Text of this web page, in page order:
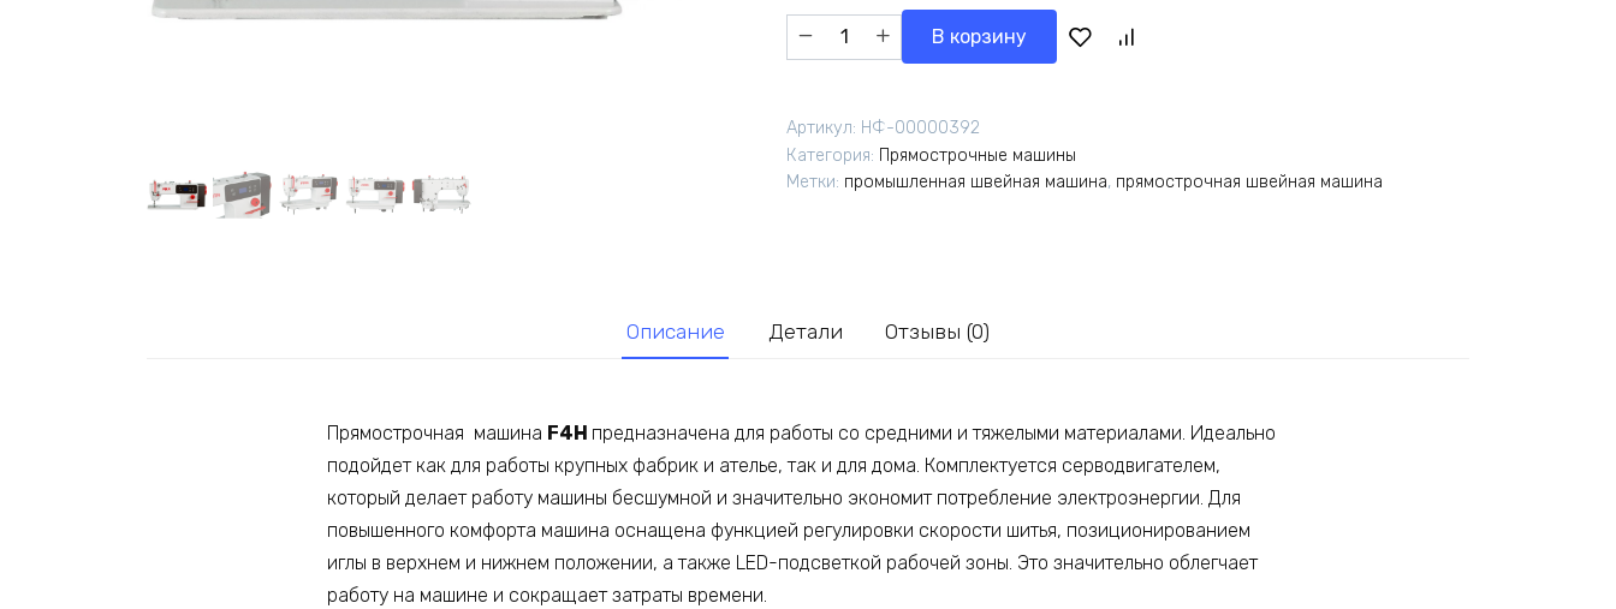
Количество
товара
машина
FIRA
В корзину
Артикул: НФ-00000392
Категория: Прямострочные машины
Метки: промышленная швейная машина, прямострочная швейная машина
Описание Детали Отзывы (0)
Прямострочная машина F4H предназначена для работы со cредними и тяжелыми материалами. Идеально
подойдет как для работы крупных фабрик и ателье, так и для дома. Комплектуется серводвигателем,
который делает работу машины бесшумной и значительно экономит потребление электроэнергии. Для
повышенного комфорта машина оснащена функцией регулировки скорости шитья, позиционированием
иглы в верхнем и нижнем положении, а также LED-подсветкой рабочей зоны. Это значительно облегчает
работу на машине и сокращает затраты времени.